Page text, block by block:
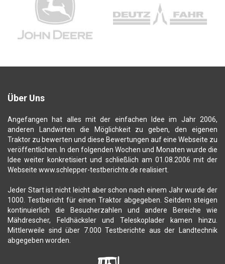
Über Uns
Angefangen hat alles mit der einfachen Idee im Jahr 2006,
anderen Landwirten die Möglichkeit zu geben, den eigenen
Traktor zu bewerten und diese Bewertungen auf eine Webseite zu
veröffentlichen. In den folgenden Wochen und Monaten wurde die
Idee weiter konkretisiert und schließlich am 01.08.2006 mit der
Webseite www.schlepper-testberichte.de realisiert.
Jeder Start ist nicht leicht aber schon nach einem Jahr wurde der
1000. Testbericht für einen Traktor abgegeben. Seitdem steigen
kontinuierlich die Besucherzahlen und andere Bereiche wie
Mähdrescher, Feldhäcksler und Teleskoplader kamen hinzu.
Mittlerweile sind über 7.000 Testberichte aus der Landtechnik
abgegeben worden.